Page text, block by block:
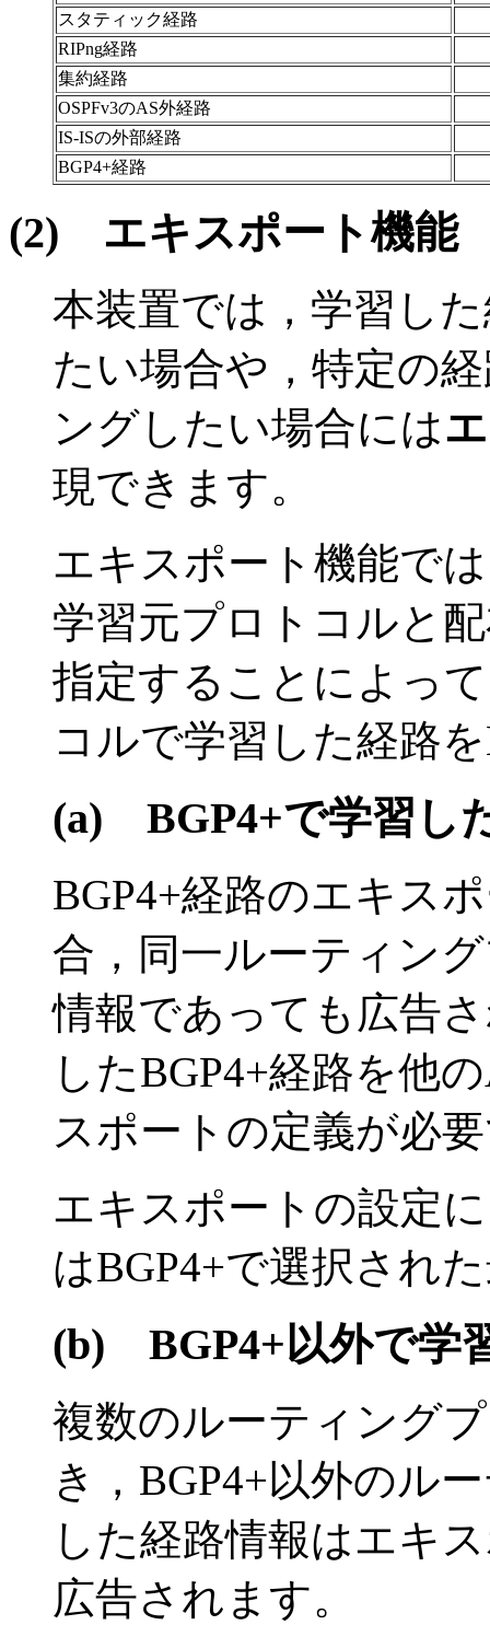
スタティック経路
RIPng経路
集約経路
OSPFv3のAS外経路
IS-ISの外部経路
BGP4+経路
(2) エキスポート機能
本装置では，学習し
たい場合や，特定の
ングしたい場合には
現できます。
エキスポート機能で
学習元プロトコルと
指定することによっ
コルで学習した経路
(a) BGP4+で学習し
BGP4+経路のエキス
合，同一ルーティン
情報であっても広告
したBGP4+経路を他
スポートの定義が必
エキスポートの設定
はBGP4+で選択され
(b) BGP4+以外で学
複数のルーティング
き，BGP4+以外のル
した経路情報はエキ
広告されます。